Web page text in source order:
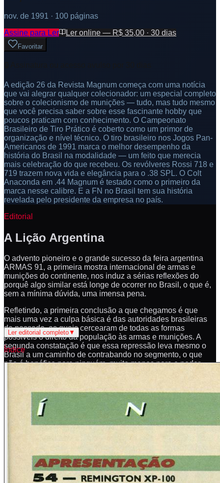
nov. de 1991 · 100 páginas
Assine para Ler
Ler online — R$ 35,00 · 30 dias
Favoritar
A edição 26 da Revista Magnum começa com uma notícia
que vai alegrar qualquer colecionador: um especial completo
sobre o colecionismo de munições — tudo, mas tudo mesmo
que você precisa saber sobre esse fascinante hobby que
poucos praticam com conhecimento. O Campeonato
Brasileiro de Tiro Prático é coberto como um primor de
organização e nível técnico. O tiro brasileiro nos Jogos Pan-
Americanos de 1991 marca o melhor desempenho da
história do Brasil na modalidade — um feito que merecia
mais celebração do que recebeu. Os revólveres Rossi 718 e
719 trazem nova vida e elegância para o .38 SPL. O Colt
Anaconda em .44 Magnum é testado como o primeiro da
marca nesse calibre. E a FN no Brasil tem sua história
revelada pelo presidente da empresa no país.
Editorial
A Lição Argentina
O advento pioneiro e o grande sucesso da feira argentina
ARMAS 91, a primeira mostra internacional de armas e
munições do continente, nos induz a sérias reflexões do
porquê algo similar está longe de ocorrer no Brasil, o que é,
sem a mínima dúvida, uma imensa pena.
Refletindo, a primeira conclusão a que chegamos é que
mais uma vez a culpa básica é das autoridades brasileiras
do passado, as quais cercearam de todas as formas
possíveis o direito da população às armas e munições. A
segunda constatação é que essa repressão leva mesmo o
Brasil a um caminho de contrabando no segmento, o que
não é benéfico para ninguém, muito menos para o poder
constituído.
Após constatadas essas reflexões, ainda nos dias de
cobertura da feira ARMAS 91, a equipe Magnum partiu para
a obtenção de informações que mostrassem a seus leitores
e autoridades brasileiras como os fatos relativos à maior
liberação de armas e munições na Argentina se passaram.
Antes, porém, é conveniente um panorama específico do
Atualmente, a Argentina possui cerca de 33 milhões de
habitantes e um número algo superior a 6 milhões de armas
de fogo registradas, o que equivale afirmar que cerca de
Ler editorial completo▼
Índice